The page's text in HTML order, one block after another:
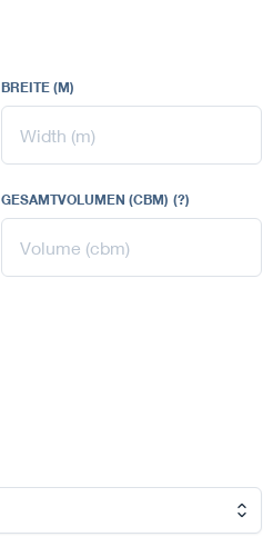
BREITE (M)
GESAMTVOLUMEN (CBM) (?)